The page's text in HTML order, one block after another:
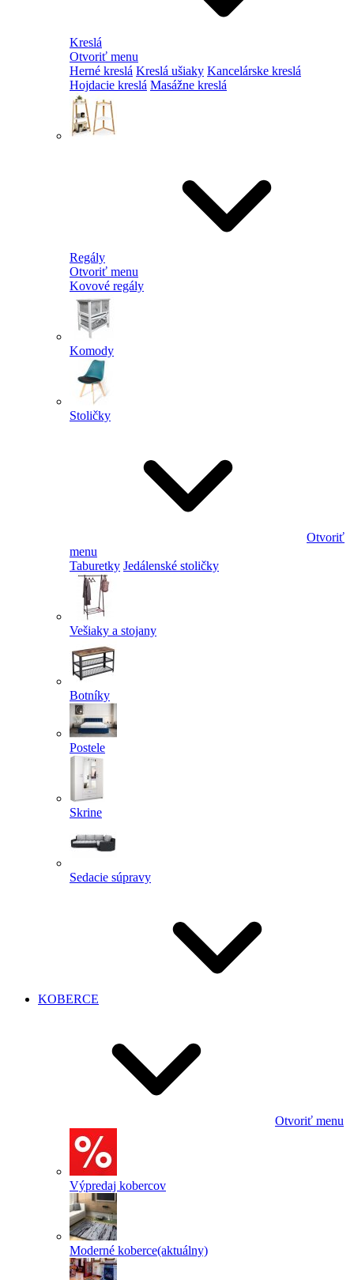
Kreslá
Otvoriť menu
Herné kreslá Kreslá ušiaky Kancelárske kreslá
Hojdacie kreslá Masážne kreslá
Regály
Otvoriť menu
Kovové regály
Komody
Stoličky
Otvoriť
menu
Taburetky Jedálenské stoličky
Vešiaky a stojany
Botníky
Postele
Skrine
Sedacie súpravy
KOBERCE
Otvoriť menu
Výpredaj kobercov
Moderné koberce(aktuálny)